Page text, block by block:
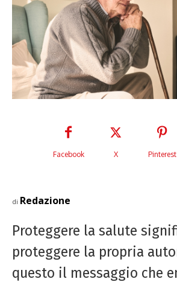
Facebook X Pinterest
di Redazione
Proteggere la salute
proteggere la propria
questo il messaggio che